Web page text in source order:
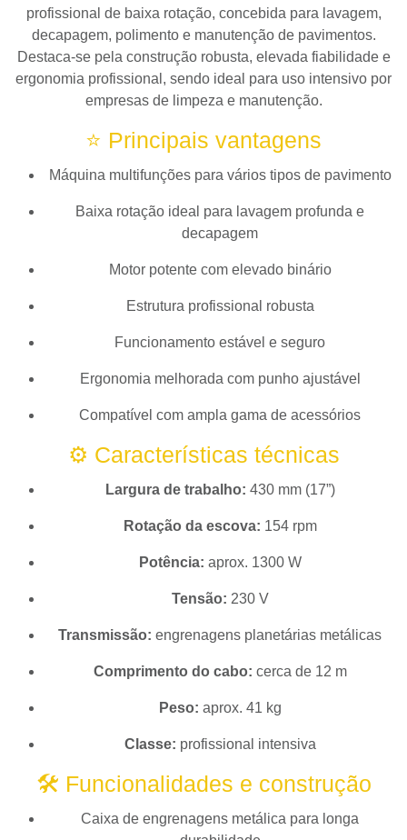
profissional de baixa rotação, concebida para lavagem,
decapagem, polimento e manutenção de pavimentos.
Destaca-se pela construção robusta, elevada fiabilidade e
ergonomia profissional, sendo ideal para uso intensivo por
empresas de limpeza e manutenção.
⭐ Principais vantagens
Máquina multifunções para vários tipos de pavimento
Baixa rotação ideal para lavagem profunda e
decapagem
Motor potente com elevado binário
Estrutura profissional robusta
Funcionamento estável e seguro
Ergonomia melhorada com punho ajustável
Compatível com ampla gama de acessórios
⚙️ Características técnicas
Largura de trabalho: 430 mm (17”)
Rotação da escova: 154 rpm
Potência: aprox. 1300 W
Tensão: 230 V
Transmissão: engrenagens planetárias metálicas
Comprimento do cabo: cerca de 12 m
Peso: aprox. 41 kg
Classe: profissional intensiva
🛠️ Funcionalidades e construção
Caixa de engrenagens metálica para longa